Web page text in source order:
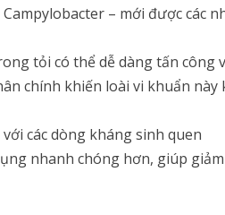
– mới được các
tỏi có thể dễ dàng tấn công
chính khiến loài vi khuẩn này
các dòng kháng sinh quen
nhanh chóng hơn, giúp